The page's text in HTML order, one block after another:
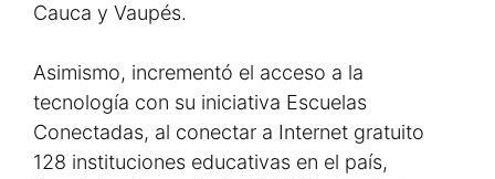
Cauca y Vaupés.
Asimismo, incrementó el acceso a la
tecnología con su iniciativa Escuelas
Conectadas, al conectar a Internet gratuito
128 instituciones educativas en el país,